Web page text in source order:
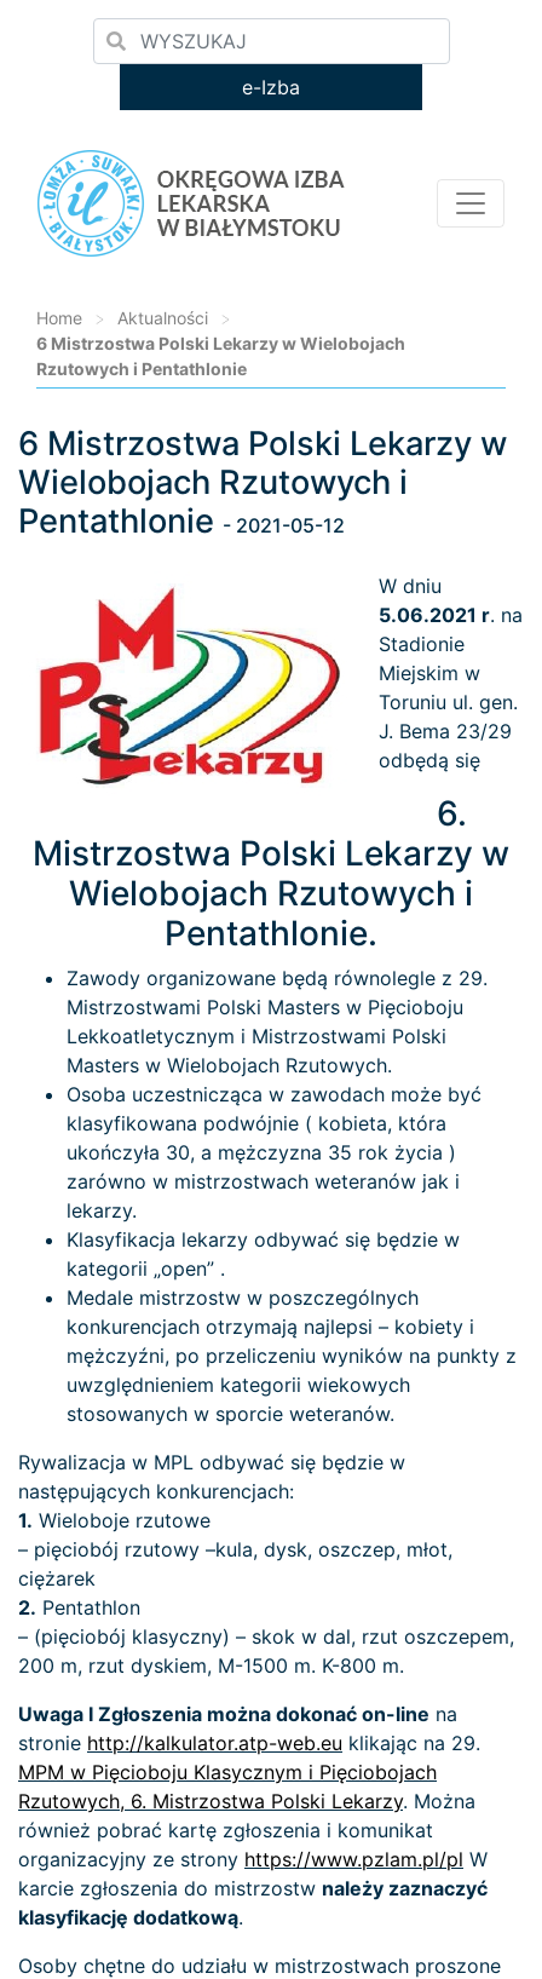
e-Izba
Home > Aktualności
>
6 Mistrzostwa Polski Lekarzy w Wielobojach
Rzutowych i Pentathlonie
Loading...
6 Mistrzostwa Polski Lekarzy w
Wielobojach Rzutowych i
Pentathlonie - 2021-05-12
W dniu
5.06.2021 r. na
Stadionie
Miejskim w
Toruniu ul. gen.
J. Bema 23/29
odbędą się
6.
Mistrzostwa Polski Lekarzy w
Wielobojach Rzutowych i
Pentathlonie.
Zawody organizowane będą równolegle z 29.
Mistrzostwami Polski Masters w Pięcioboju
Lekkoatletycznym i Mistrzostwami Polski
Masters w Wielobojach Rzutowych.
Osoba uczestnicząca w zawodach może być
klasyfikowana podwójnie ( kobieta, która
ukończyła 30, a mężczyzna 35 rok życia )
zarówno w mistrzostwach weteranów jak i
lekarzy.
Klasyfikacja lekarzy odbywać się będzie w
kategorii „open” .
Medale mistrzostw w poszczególnych
konkurencjach otrzymają najlepsi – kobiety i
mężczyźni, po przeliczeniu wyników na punkty z
uwzględnieniem kategorii wiekowych
stosowanych w sporcie weteranów.
Rywalizacja w MPL odbywać się będzie w
następujących konkurencjach:
1. Wieloboje rzutowe
– pięciobój rzutowy –kula, dysk, oszczep, młot,
ciężarek
2. Pentathlon
– (pięciobój klasyczny) – skok w dal, rzut oszczepem,
200 m, rzut dyskiem, M-1500 m. K-800 m.
Uwaga I Zgłoszenia można dokonać on-line na
stronie http://kalkulator.atp-web.eu klikając na 29.
MPM w Pięcioboju Klasycznym i Pięciobojach
Rzutowych, 6. Mistrzostwa Polski Lekarzy. Można
również pobrać kartę zgłoszenia i komunikat
organizacyjny ze strony https://www.pzlam.pl/pl W
karcie zgłoszenia do mistrzostw należy zaznaczyć
klasyfikację dodatkową.
Osoby chętne do udziału w mistrzostwach proszone